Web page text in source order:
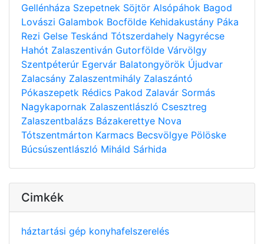
Gellénháza Szepetnek Söjtör Alsópáhok Bagod
Lovászi Galambok Bocfölde Kehidakustány Páka
Rezi Gelse Teskánd Tótszerdahely Nagyrécse
Hahót Zalaszentiván Gutorfölde Várvölgy
Szentpéterúr Egervár Balatongyörök Újudvar
Zalacsány Zalaszentmihály Zalaszántó
Pókaszepetk Rédics Pakod Zalavár Sormás
Nagykapornak Zalaszentlászló Csesztreg
Zalaszentbalázs Bázakerettye Nova
Tótszentmárton Karmacs Becsvölgye Pölöske
Búcsúszentlászló Miháld Sárhida
Cimkék
háztartási gép konyhafelszerelés